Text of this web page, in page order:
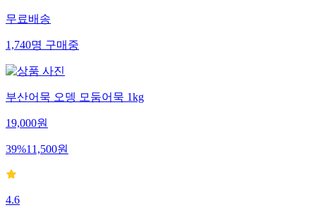
무료배송
1,740명 구매중
부산어묵 오뎅 모둠어묵 1kg
19,000원
39%11,500원
4.6